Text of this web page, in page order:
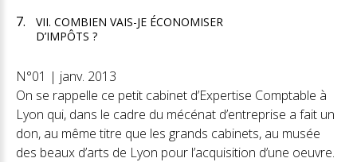
VII. COMBIEN VAIS-JE ÉCONOMISER
D’IMPÔTS ?
N°01 | janv. 2013
On se rappelle ce petit cabinet d’Expertise Comptable à
Lyon qui, dans le cadre du mécénat d’entreprise a fait un
don, au même titre que les grands cabinets, au musée
des beaux d’arts de Lyon pour l’acquisition d’une oeuvre.